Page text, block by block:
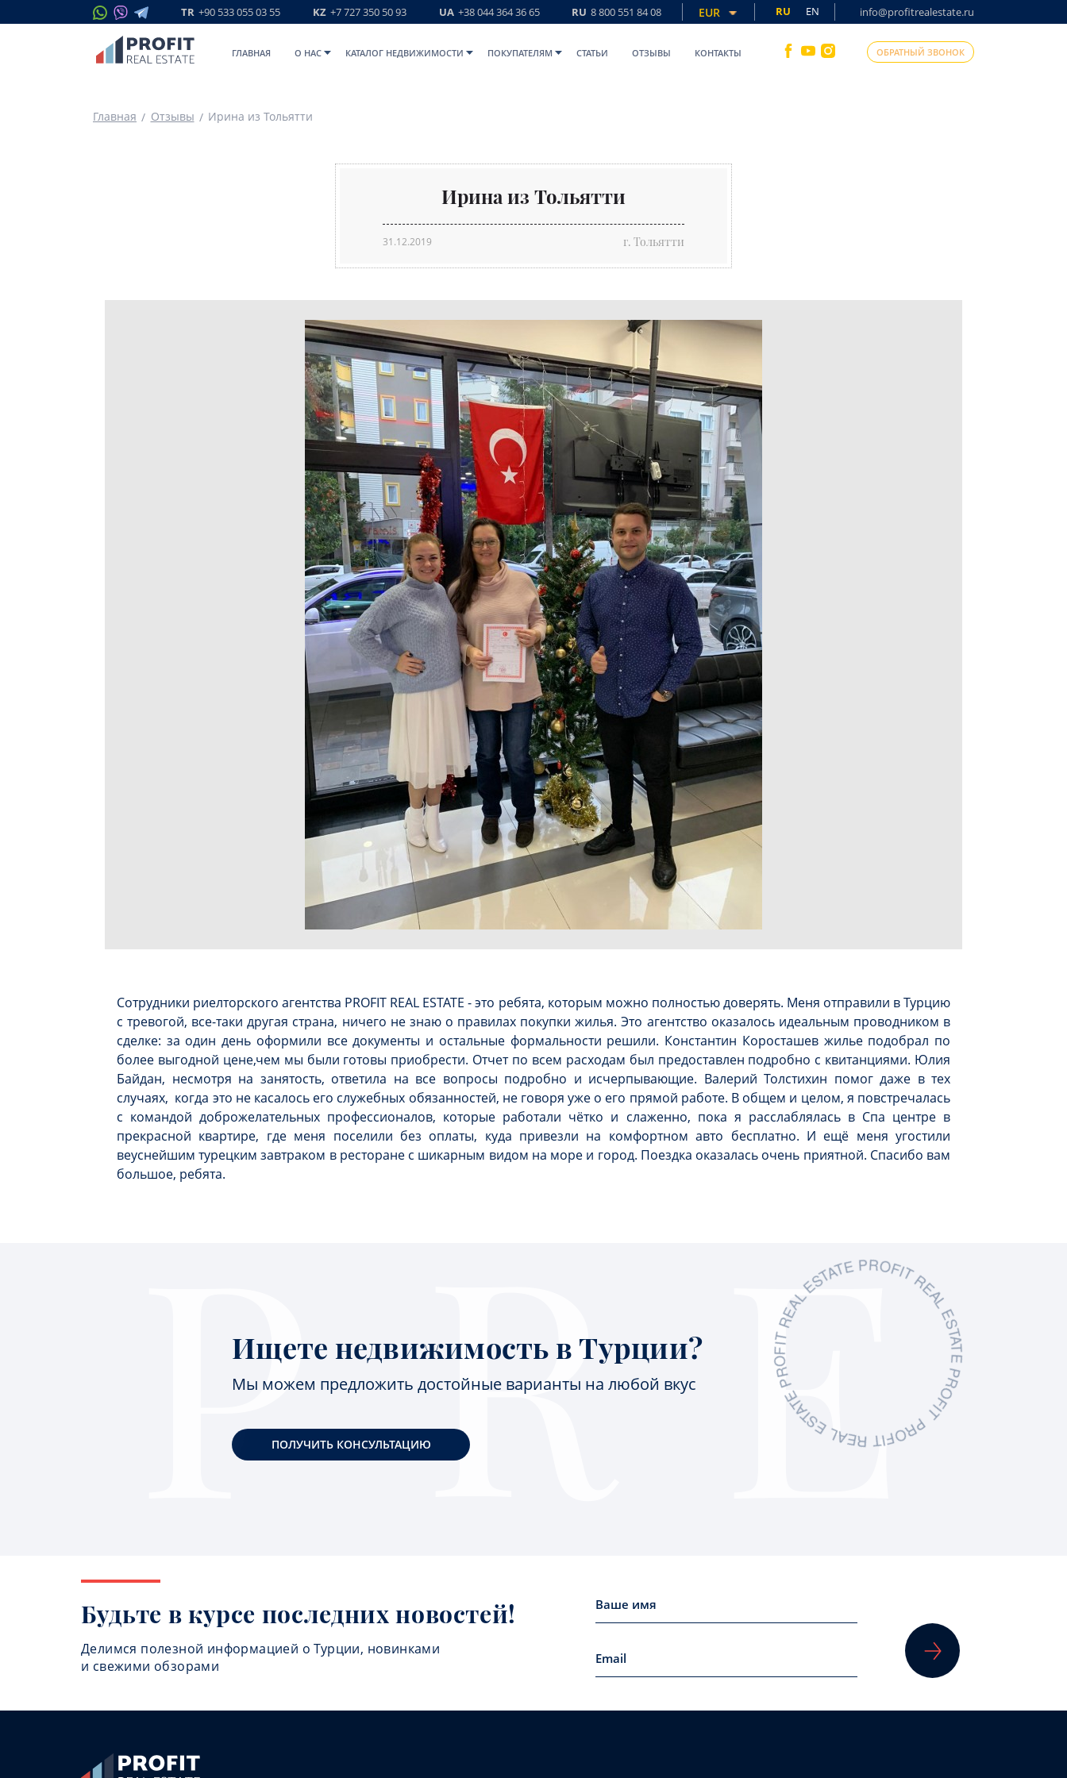
TR +90 533 055 03 55 KZ +7 727 350 50 93 UA +38 044 364 36 65 RU 8 800 551 84 08 EUR RU EN info@profitrealestate.ru
ГЛАВНАЯ O НАС КАТАЛОГ НЕДВИЖИМОСТИ ПОКУПАТЕЛЯМ СТАТЬИ ОТЗЫВЫ КОНТАКТЫ ОБРАТНЫЙ ЗВОНОК
Главная Отзывы Ирина из Тольятти
Ирина из Тольятти
31.12.2019 г. Тольятти
Сотрудники риелторского агентства PROFIT REAL ESTATE - это ребята, которым можно полностью доверять. Меня отправили в Турцию
с тревогой, все-таки другая страна, ничего не знаю о правилах покупки жилья. Это агентство оказалось идеальным проводником в
сделке: за один день оформили все документы и остальные формальности решили. Константин Коросташев жилье подобрал по
более выгодной цене,чем мы были готовы приобрести. Отчет по всем расходам был предоставлен подробно с квитанциями. Юлия
Байдан, несмотря на занятость, ответила на все вопросы подробно и исчерпывающие. Валерий Толстихин помог даже в тех
случаях, когда это не касалось его служебных обязанностей, не говоря уже о его прямой работе. В общем и целом, я повстречалась
с командой доброжелательных профессионалов, которые работали чётко и слаженно, пока я расслаблялась в Спа центре в
прекрасной квартире, где меня поселили без оплаты, куда привезли на комфортном авто бесплатно. И ещё меня угостили
веуснейшим турецким завтраком в ресторане с шикарным видом на море и город. Поездка оказалась очень приятной. Спасибо вам
большое, ребята.
PR
O
F
I
T
R
E
A
L
E
S
T
A
T
E
P
R
O
F
I
T
R
E
A
L ESTA
T
E
P
R
O
F
I
T
R
E
A
L
E
S
T
A
T
E
P
R
O
F
IT
Ищете недвижимость в Турции?
Мы можем предложить достойные варианты на любой вкус
ПОЛУЧИТЬ КОНСУЛЬТАЦИЮ
Будьте в курсе последних новостей!
Делимся полезной информацией о Турции, новинками
и свежими обзорами